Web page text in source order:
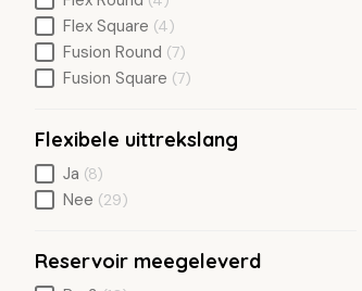
Flex Square (4)
Fusion Round (7)
Fusion Square (7)
Flexibele uittrekslang
Ja (8)
Nee (29)
Reservoir meegeleverd